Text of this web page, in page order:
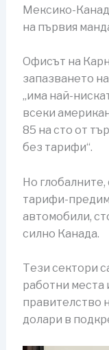
Мексико-
на първия
Офисът на
запазването
„има най-
всеки
85 на сто от
без тарифи“.
Но
тарифи-
автомобили,
силно Канада.
Тези сектори
работни места
правителство
долари в